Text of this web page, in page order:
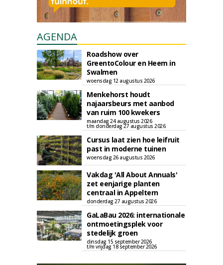
AGENDA
Roadshow over
GreentoColour en Heem in
Swalmen
woensdag 12 augustus 2026
Menkehorst houdt
najaarsbeurs met aanbod
van ruim 100 kwekers
maandag 24 augustus 2026
t/m donderdag 27 augustus 2026
Cursus laat zien hoe leifruit
past in moderne tuinen
woensdag 26 augustus 2026
Vakdag 'All About Annuals'
zet eenjarige planten
centraal in Appeltern
donderdag 27 augustus 2026
GaLaBau 2026: internationale
ontmoetingsplek voor
stedelijk groen
dinsdag 15 september 2026
t/m vrijdag 18 september 2026